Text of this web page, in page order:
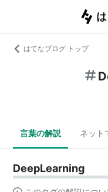
はてなブログ トップ
言葉の解説 ネット
DeepLearning